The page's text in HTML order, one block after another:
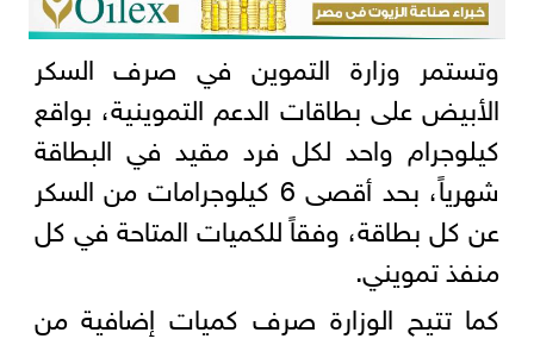
وتستمر وزارة التموين في صرف السكر
الأبيض على بطاقات الدعم التموينية، بواقع
كيلوجرام واحد لكل فرد مقيد في البطاقة
شهرياً، بحد أقصى 6 كيلوجرامات من السكر
عن كل بطاقة، وفقاً للكميات المتاحة في كل
منفذ تمويني.
كما تتيح الوزارة صرف كميات إضافية من